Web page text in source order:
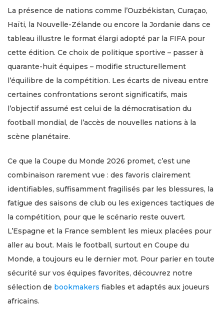
La présence de nations comme l’Ouzbékistan, Curaçao,
Haïti, la Nouvelle-Zélande ou encore la Jordanie dans ce
tableau illustre le format élargi adopté par la FIFA pour
cette édition. Ce choix de politique sportive – passer à
quarante-huit équipes – modifie structurellement
l’équilibre de la compétition. Les écarts de niveau entre
certaines confrontations seront significatifs, mais
l’objectif assumé est celui de la démocratisation du
football mondial, de l’accès de nouvelles nations à la
scène planétaire.
Ce que la Coupe du Monde 2026 promet, c’est une
combinaison rarement vue : des favoris clairement
identifiables, suffisamment fragilisés par les blessures, la
fatigue des saisons de club ou les exigences tactiques de
la compétition, pour que le scénario reste ouvert.
L’Espagne et la France semblent les mieux placées pour
aller au bout. Mais le football, surtout en Coupe du
Monde, a toujours eu le dernier mot. Pour parier en toute
sécurité sur vos équipes favorites, découvrez notre
sélection de bookmakers fiables et adaptés aux joueurs
africains.